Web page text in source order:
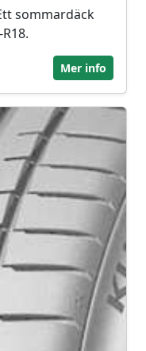
sommardäck
Mer info